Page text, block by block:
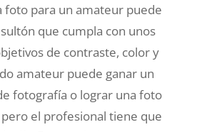
foto para un amateur puede
que cumpla con unos
de contraste, color y
amateur puede ganar un
fotografía o lograr una foto
el profesional tiene que